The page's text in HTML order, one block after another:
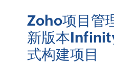
Zoho项目管
新版本
式构建项目